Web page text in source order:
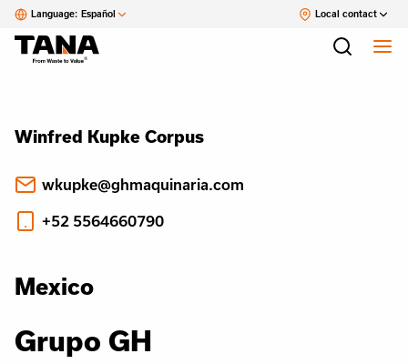
Language: Español Local contact
Winfred Kupke Corpus
wkupke@ghmaquinaria.com
+52 5564660790
Mexico
Grupo GH